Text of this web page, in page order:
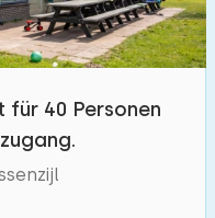
für 40 Personen